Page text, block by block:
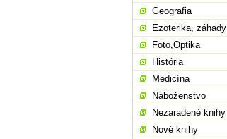
Geografia
Ezoterika, záhady
Foto,Optika
História
Medicína
Náboženstvo
Nezaradené knihy
Nové knihy